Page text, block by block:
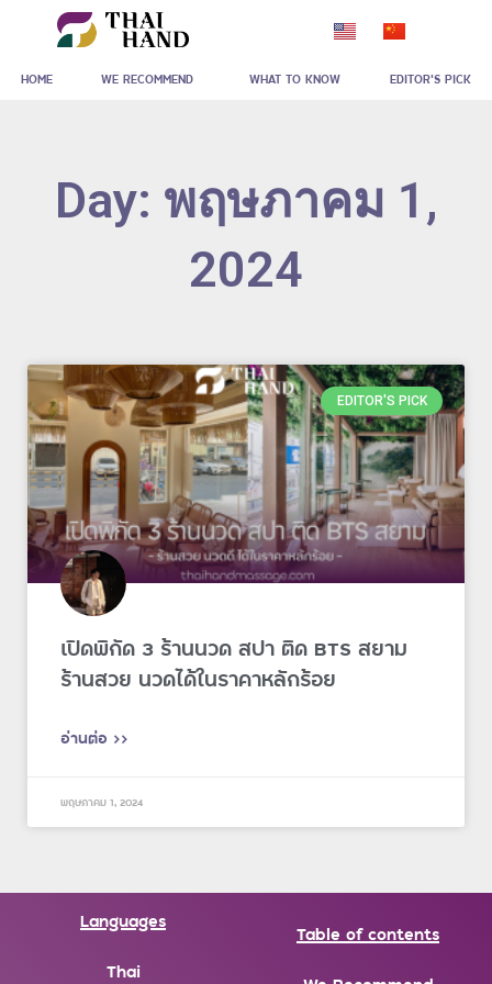
content
HOME WE RECOMMEND WHAT TO KNOW EDITOR'S PICK
Day: พฤษภาคม 1,
2024
EDITOR'S PICK
เปิดพิกัด 3 ร้านนวด สปา ติด BTS สยาม
ร้านสวย นวดได้ในราคาหลักร้อย
อ่านต่อ >>
พฤษภาคม 1, 2024
Languages
Thai
Table of contents